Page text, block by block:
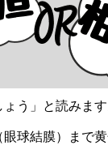
ょう」と読みま
眼球結膜）まで